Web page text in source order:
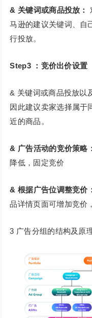
& 关键词或商品投放：
马逊的建议关键词、自
行投放。
Step3 ：竞价出价设置
& 关键词或商品投放以
因此建议卖家选择属于
近的商品。
& 广告活动的竞价策略
降低，固定竞价
& 根据广告位调整竞价
品详情页面可增加竞价
3 广告分组的结构及原